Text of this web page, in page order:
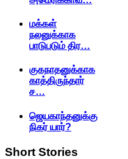
மக்கள்
நலனுக்காக
பாடுபடும் திர…
குகநாதனுக்காக
காத்திருந்தார்
ச…
ஜெயகாந்தனுக்கு
நிகர் யார்?
Short Stories